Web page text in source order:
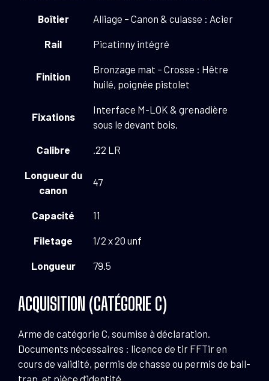
Boîtier Alliage – Canon & culasse : Acier
Rail Picatinny intégré
Finition
Bronzage mat – Crosse : Hêtre
huilé, poignée pistolet
Fixations
Interface M-LOK & grenadière
sous le devant bois.
Calibre .22 LR
Longueur du
canon
47
Capacité 11
Filetage 1/2 x 20 unf
Longueur 79.5
ACQUISITION (CATÉGORIE C)
Arme de catégorie C, soumise à déclaration.
Documents nécessaires : licence de tir FFTir en
cours de validité, permis de chasse ou permis de ball-